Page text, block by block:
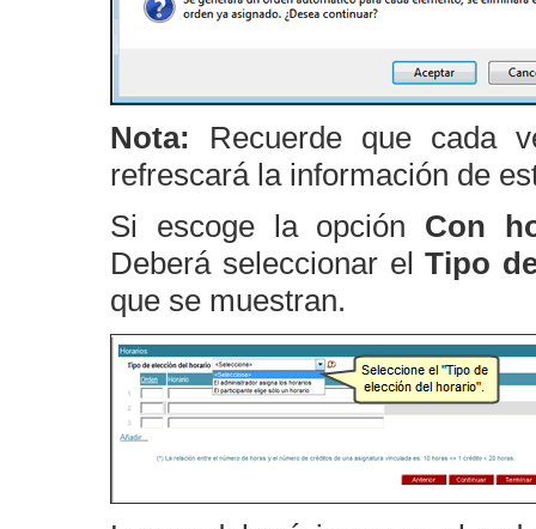
Nota: Recuerde que cada
refrescará la información de
Si escoge la opción Con
Deberá seleccionar elTipo
que se muestran.